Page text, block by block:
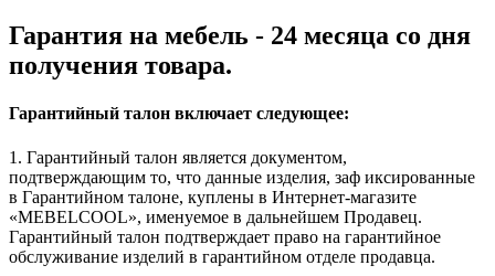
Гарантия на мебель - 24 месяца со дня
получения товара.
Гарантийный талон включает следующее:
1. Гарантийный талон является документом,
подтверждающим то, что данные изделия, заф иксированные
в Гарантийном талоне, куплены в Интернет-магазите
«MEBELCOOL», именуемое в дальнейшем Продавец.
Гарантийный талон подтверждает право на гарантийное
обслуживание изделий в гарантийном отделе продавца.